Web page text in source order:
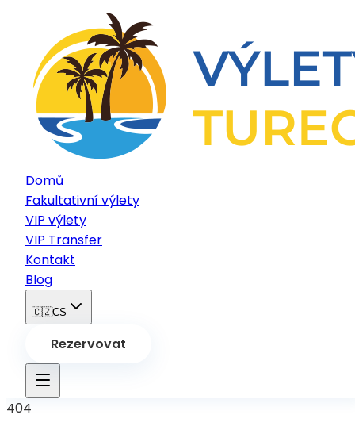
Domů
Fakultativní výlety
VIP výlety
VIP Transfer
Kontakt
Blog
🇨🇿CS
Rezervovat
404